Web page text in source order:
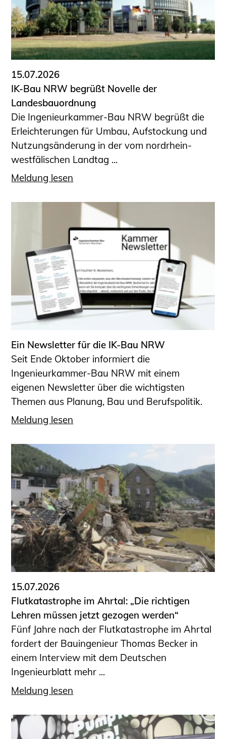
15.07.2026
IK-Bau NRW begrüßt Novelle der
Landesbauordnung
Die Ingenieurkammer-Bau NRW begrüßt die
Erleichterungen für Umbau, Aufstockung und
Nutzungsänderung in der vom nordrhein-
westfälischen Landtag ...
Meldung lesen
Ein Newsletter für die IK-Bau NRW
Seit Ende Oktober informiert die
Ingenieurkammer-Bau NRW mit einem
eigenen Newsletter über die wichtigsten
Themen aus Planung, Bau und Berufspolitik.
Meldung lesen
15.07.2026
Flutkatastrophe im Ahrtal: „Die richtigen
Lehren müssen jetzt gezogen werden“
Fünf Jahre nach der Flutkatastrophe im Ahrtal
fordert der Bauingenieur Thomas Becker in
einem Interview mit dem Deutschen
Ingenieurblatt mehr ...
Meldung lesen